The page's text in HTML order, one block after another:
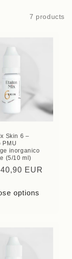
7 products
Skin 6 –
PMU
inorganico
(5/10 ml)
EUR
options